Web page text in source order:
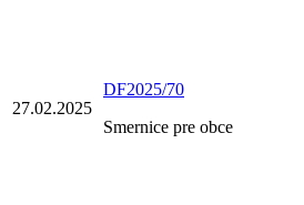
27.02.2025
DF2025/70
Smernice pre obce